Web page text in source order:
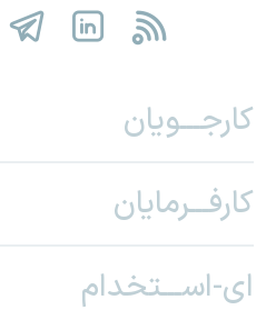
کارجـــویان
کارفـــرمایان
ای-اســـتخدام